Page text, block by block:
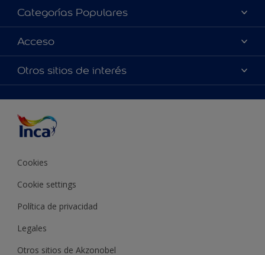
Acerca de Inca
Contactanos
Encontrá un distribuidor Inca
Categorías Populares
Colores
Productos
Inspiración
Acceso
Accesibilidad
Precisión del color
Otros sitios de interés
Cookies
Cookie settings
Política de privacidad
Legales
Otros sitios de Akzonobel